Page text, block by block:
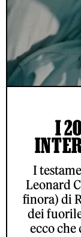
I
I
Leonard
finora) di
dei
ecco che